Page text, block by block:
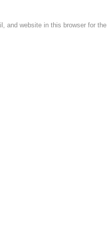
and website in this browser for the